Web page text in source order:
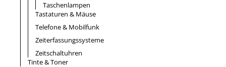
Taschenlampen
Tastaturen & Mäuse
Telefone & Mobilfunk
Zeiterfassungssysteme
Zeitschaltuhren
Tinte & Toner